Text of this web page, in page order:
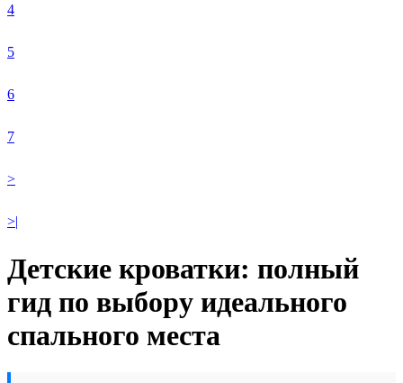
4
5
6
7
>
>|
Детские кроватки: полный
гид по выбору идеального
спального места